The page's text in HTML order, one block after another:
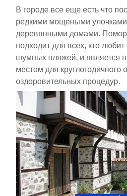
В городе все еще есть что
редкими мощеными
деревянными домами.
подходит для всех, кто
шумных пляжей, и является
местом для круглогодичного
оздоровительных процедур.